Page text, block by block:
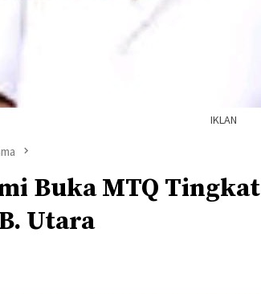
IKLAN
Buka MTQ Tingkat
Utara